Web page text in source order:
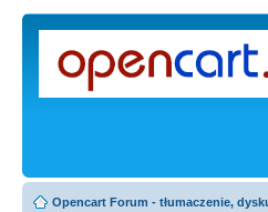
Opencart Forum - tłumaczenie,